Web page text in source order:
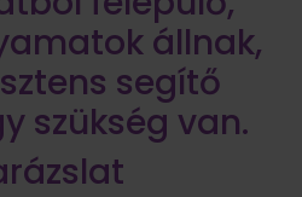
állnak,
segítő
szükség van.